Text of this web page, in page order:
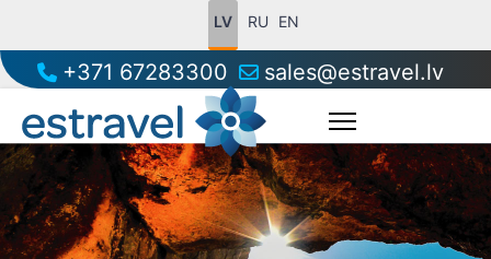
LV RU EN
+371 67283300 sales@estravel.lv